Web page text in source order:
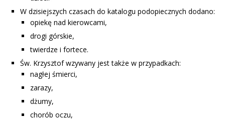
W dzisiejszych czasach do katalogu podopiecznych dodano:
opiekę nad kierowcami,
drogi górskie,
twierdze i fortece.
Św. Krzysztof wzywany jest także w przypadkach:
nagłej śmierci,
zarazy,
dżumy,
chorób oczu,